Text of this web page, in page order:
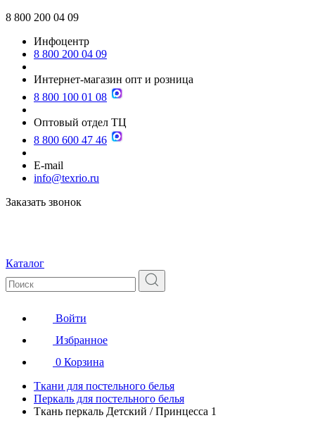
8 800 200 04 09
Инфоцентр
8 800 200 04 09
Интернет-магазин опт и розница
8 800 100 01 08
Оптовый отдел ТЦ
8 800 600 47 46
E-mail
info@texrio.ru
Заказать звонок
Каталог
Войти
Избранное
0 Корзина
Ткани для постельного белья
Перкаль для постельного белья
Ткань перкаль Детский / Принцесса 1